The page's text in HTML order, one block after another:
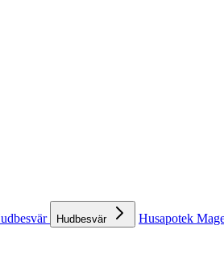
Hudbesvär Husapotek